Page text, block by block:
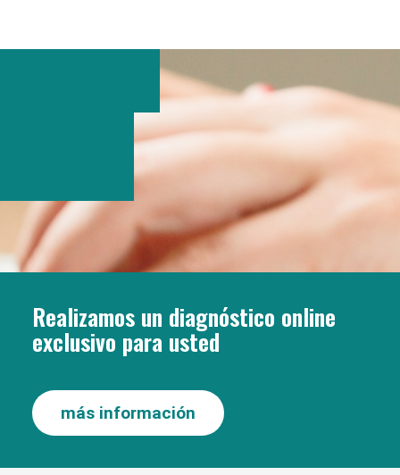
Realizamos un diagnóstico online
exclusivo para usted
más información